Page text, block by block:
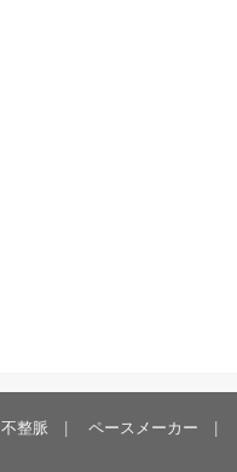
不整脈 ペースメーカー